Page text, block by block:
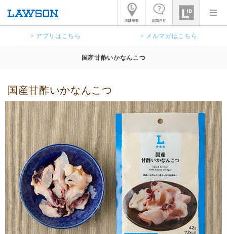
> アプリはこちら > メルマガはこちら
国産甘酢いかなんこつ
国産甘酢いかなんこつ